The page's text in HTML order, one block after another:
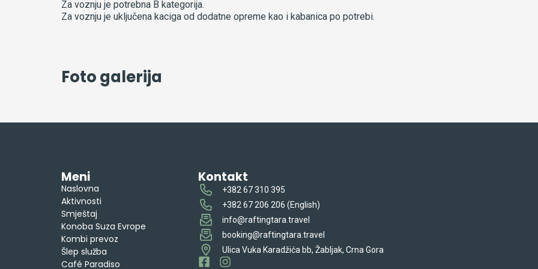
Za voznju je potrebna B kategorija.
Za voznju je uključena kaciga od dodatne opreme kao i kabanica po potrebi.
Foto galerija
Meni
Naslovna
Aktivnosti
Smještaj
Konoba Suza Evrope
Kombi prevoz
Šlep služba
Café Paradiso
Kontakt
+382 67 310 395
+382 67 206 206 (English)
info@raftingtara.travel
booking@raftingtara.travel
Ulica Vuka Karadžića bb, Žabljak, Crna Gora